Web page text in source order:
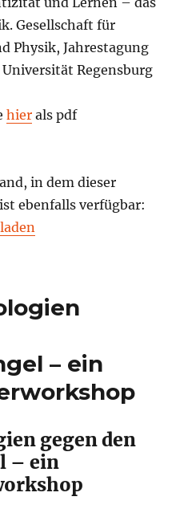
Gesellschaft für
Physik, Jahrestagung
Regensburg
hier als pdf
in dem dieser
ebenfalls verfügbar:
– ein
gegen den
– ein